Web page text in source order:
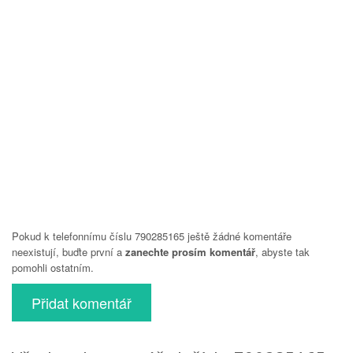
Pokud k telefonnímu číslu 790285165 ještě žádné komentáře
neexistují, buďte první a zanechte prosím komentář, abyste tak
pomohli ostatním.
Přidat komentář